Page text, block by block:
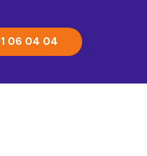
06 04 04